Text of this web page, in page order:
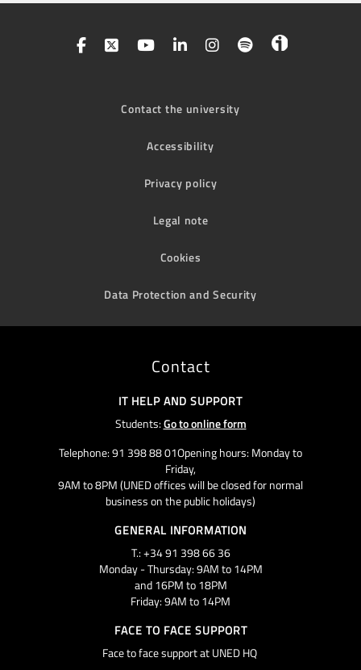
Contact the university
Accessibility
Privacy policy
Legal note
Cookies
Data Protection and Security
Contact
IT HELP AND SUPPORT
Students:Go to online form
Telephone: 91 398 88 01Opening hours: Monday to
Friday,
9AM to 8PM (UNED offices will be closed for normal
business on the public holidays)
GENERAL INFORMATION
T.: +34 91 398 66 36
Monday - Thursday: 9AM to 14PM
and 16PM to 18PM
Friday: 9AM to 14PM
FACE TO FACE SUPPORT
Face to face support at UNED HQ